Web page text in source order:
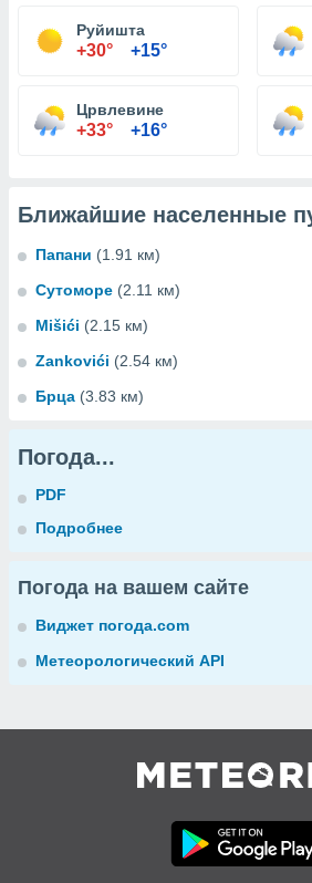
Руйишта
+30° +15°
Црвлевине
+33° +16°
Ближайшие населенные
Папани (1.91 км)
Сутоморе (2.11 км)
Mišići (2.15 км)
Zankovići (2.54 км)
Брца (3.83 км)
Погода...
PDF
Подробнее
Погода на вашем сайте
Виджет погода.com
Метеорологический API